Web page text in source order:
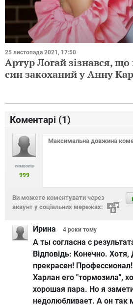
25 листопада 2021, 17:50
Артур Логай зізнався,
син закоханий у Анну
Коментарі (1)
символів
999
Ви можете коментувати через
акаунт у соціальних мережах:
Ирина 4 роки тому
А ты согласна с
Відповідь: Конечно. Хотя,
прекрасен!
Харлан его "тормозила",
хорошая пара. Но я
недолюбливает. А он так